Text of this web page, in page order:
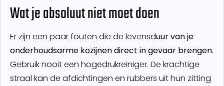
Wat je absoluut niet moet doen
Er zijn een paar fouten die de levensduur van je
onderhoudsarme kozijnen direct in gevaar brengen.
Gebruik nooit een hogedrukreiniger. De krachtige
straal kan de afdichtingen en rubbers uit hun zitting